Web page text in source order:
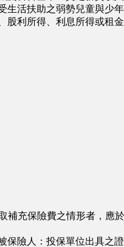
活扶助之弱勢兒童與少
利所得、利息所得或租金
補充保險費之情形者，應
險人：投保單位出具之證